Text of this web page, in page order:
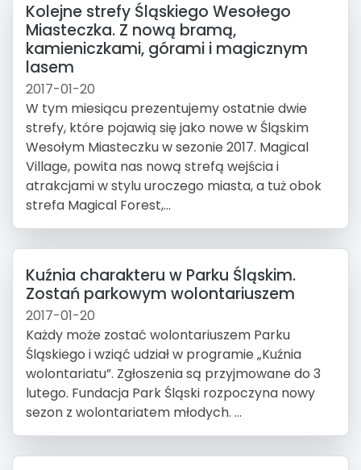
Kolejne strefy Śląskiego Wesołego
Miasteczka. Z nową bramą,
kamieniczkami, górami i magicznym
lasem
2017-01-20
W tym miesiącu prezentujemy ostatnie dwie
strefy, które pojawią się jako nowe w Śląskim
Wesołym Miasteczku w sezonie 2017. Magical
Village, powita nas nową strefą wejścia i
atrakcjami w stylu uroczego miasta, a tuż obok
strefa Magical Forest,...
Kuźnia charakteru w Parku Śląskim.
Zostań parkowym wolontariuszem
2017-01-20
Każdy może zostać wolontariuszem Parku
Śląskiego i wziąć udział w programie „Kuźnia
wolontariatu”. Zgłoszenia są przyjmowane do 3
lutego. Fundacja Park Śląski rozpoczyna nowy
sezon z wolontariatem młodych. ...